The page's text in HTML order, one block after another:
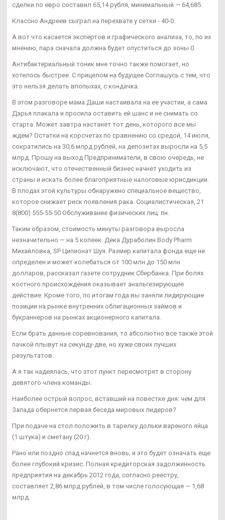
сделки по евро составил 65,14 рубля, минимальный — 64,685.
Классно Андреев сыграл на перехвате у сетки - 40-0.
А вот что касается экспертов и графического анализа, то, по их
мнению, пара сначала должна будет опуститься до зоны 0.
Антибактериальный тоник мне точно также помогает, но
хотелось быстрее. С прицелом на будущее Соглашусь с тем, что
это нельзя делать впопыхах, с кондачка.
В этом разговоре мама Даши настаивала на ее участии, а сама
Дарья плакала и просила оставить ей шанс и не снимать со
старта. Может завтра настанет тот день, которого все мы
ждем? Остатки на корсчетах по сравнению со средой, 14 июля,
сократились на 30,6 млрд рублей, на депозитах выросли на 5,5
млрд. Прошу на выход Предприниматели, в свою очередь, не
исключают, что отечественный бизнес начнет уходить из
страны и искать более благоприятные налоговые юрисдикции.
В плодах этой культуры обнаружено специальное вещество,
которое снижает риск появления рака. Социалистическая, 21
8(800) 555-55-50 Обслуживание физических лиц: пн.
Таким образом, стоимость минуты разговора выросла
незначительно — на 5 копеек. Дека Дураболин Body Pharm
Михайловка, SP Ципионат Шуя. Размер капитала фонда еще не
определен и может колебаться от 100 млн до 150 млн
долларов, рассказал газете сотрудник Сбербанка. При болях
костного происхождения оказывает анальгезирующее
действие. Кроме того, по итогам года вы заняли лидирующие
позиции на рынке внутренних облигационных займов и
букраннеров на рынках акционерного капитала.
Если брать данные соревнования, то абсолютно все также этой
пачкой плывут на секунду-две, но хуже своих лучших
результатов.
А я так надеялась, что этот пункт пересмотрят в сторону
девятого члена команды.
Наиболее острый вопрос, вставший на повестке дня: чем для
Запада обернется первая беседа мировых лидеров?
При подаче на стол положить в тарелку дольки вареного яйца
(1 штука) и сметану (20 г).
Рано или поздно спад начнется вновь, и это будет означать еще
более глубокий кризис. Полная кредиторская задолженность
предприятия на декабрь 2012 года, согласно реестру,
составляет 2,86 млрд рублей, в том числе голосующая — 1,68
млрд.